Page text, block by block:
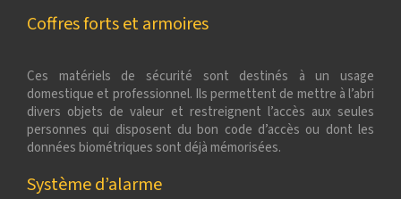
Coffres forts et armoires
Ces matériels de sécurité sont destinés à un usage
domestique et professionnel. Ils permettent de mettre à l’abri
divers objets de valeur et restreignent l’accès aux seules
personnes qui disposent du bon code d’accès ou dont les
données biométriques sont déjà mémorisées.
Système d’alarme